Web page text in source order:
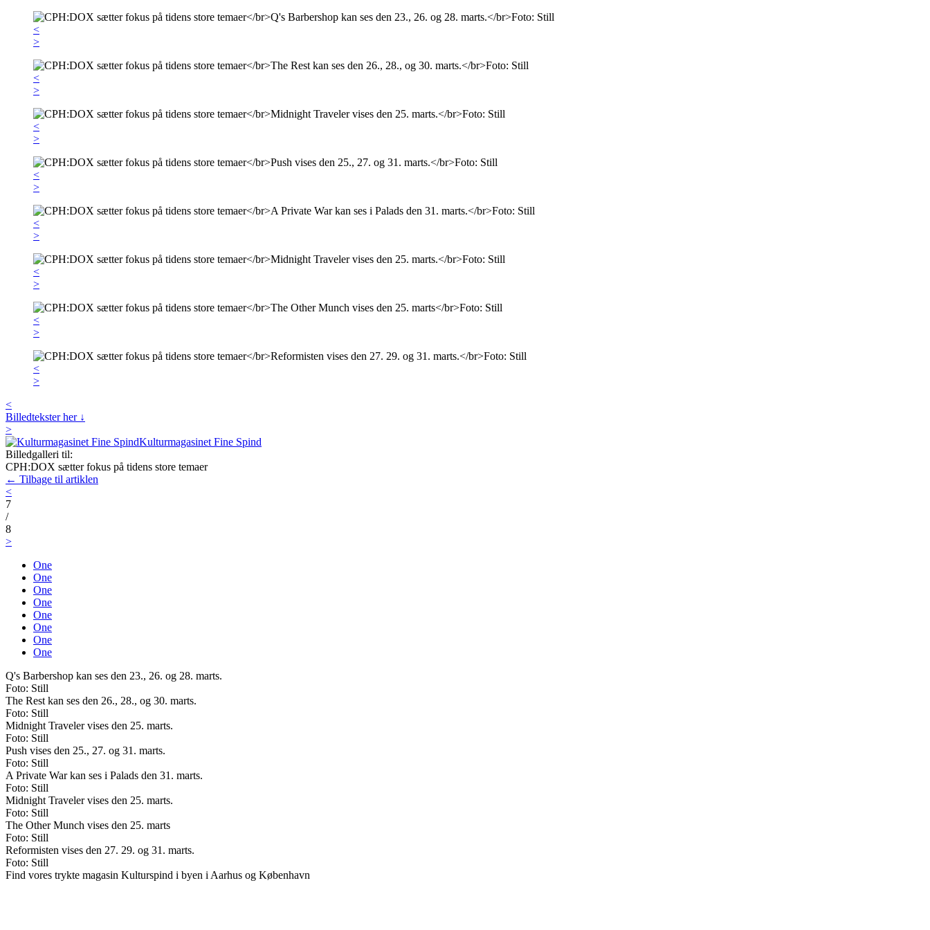
<
>
<
>
<
>
<
>
<
>
<
>
<
>
<
>
<
Billedtekster her ↓
>
Kulturmagasinet Fine Spind
Billedgalleri til:
CPH:DOX sætter fokus på tidens store temaer
← Tilbage til artiklen
<
7
/
8
>
One
One
One
One
One
One
One
One
Q's Barbershop kan ses den 23., 26. og 28. marts.
Foto: Still
The Rest kan ses den 26., 28., og 30. marts.
Foto: Still
Midnight Traveler vises den 25. marts.
Foto: Still
Push vises den 25., 27. og 31. marts.
Foto: Still
A Private War kan ses i Palads den 31. marts.
Foto: Still
Midnight Traveler vises den 25. marts.
Foto: Still
The Other Munch vises den 25. marts
Foto: Still
Reformisten vises den 27. 29. og 31. marts.
Foto: Still
Find vores trykte magasin Kulturspind i byen i Aarhus og København